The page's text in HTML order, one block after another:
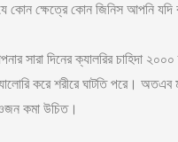
কোন ক্ষেত্রে কোন জিনিস আপনি যদি
দিনের ক্যালরির চাহিদা ২০০০
করে শরীরে ঘাটতি পরে। অতএব
কমা উচিত।